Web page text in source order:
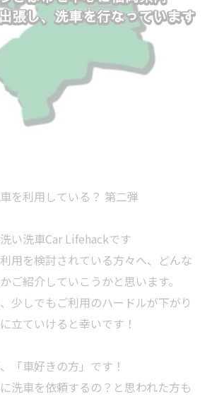
を利用している？ 第二弾
い洗車Car Lifehackです
用を検討されている方々へ、どんな
ご紹介していこうかと思います。
少しでもご利用のハードルが下がり
立ていけると幸いです！
「車好きの方」です！
洗車を依頼するの？と思われた方も